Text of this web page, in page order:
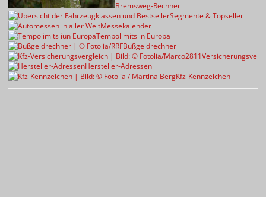
Bremsweg-Rechner
Segmente & Topseller
Messekalender
Tempolimits in Europa
Bußgeldrechner
Hersteller-Adressen
Kfz-Kennzeichen